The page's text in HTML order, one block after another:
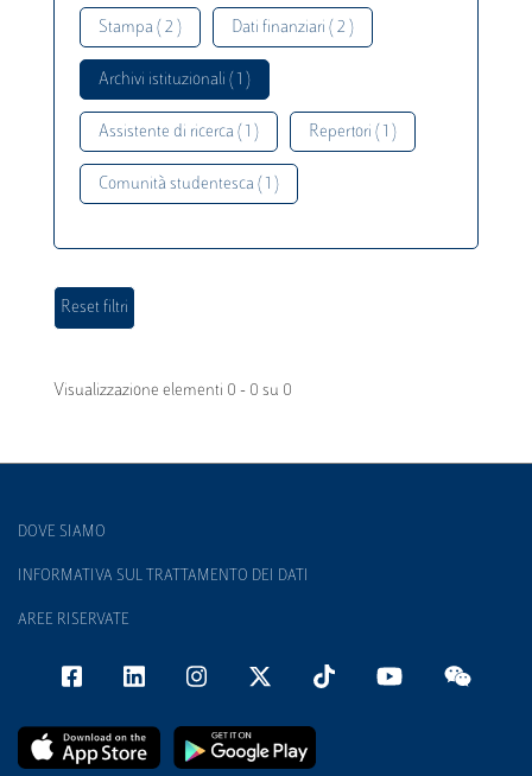
Stampa ( 2 ) Dati finanziari ( 2 )
Archivi istituzionali ( 1 )
Assistente di ricerca ( 1 ) Repertori ( 1 )
Comunità studentesca ( 1 )
Visualizzazione elementi 0 - 0 su 0
DOVE SIAMO
INFORMATIVA SUL TRATTAMENTO DEI DATI
AREE RISERVATE